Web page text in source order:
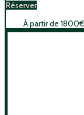
Réserver
À partir de